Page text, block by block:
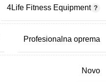
4Life Fitness Equipment
Profesionalna oprema
Novo